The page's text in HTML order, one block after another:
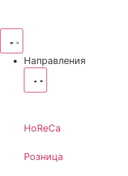
Направления
HoReCa
Розница